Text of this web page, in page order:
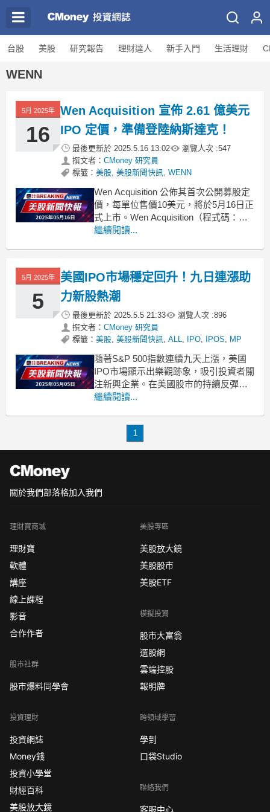
台股 美股 研究報告 理財達人 新手入門 生活理財
WENN
5月 2025年
16
Wen Acquisition 宣佈 2.61 億美元
IPO 定價，準備登陸納斯達克！
最後更新於 2025.5.16 13:02 瀏覽人次 :547
撰文者： CMoney 研究員
標籤： 美股, 美股新聞快訊, WENN
Wen Acquisition 公佈其首次公開募股定
價，每單位售價10美元，將於5月16日正
式上市。Wen Acquisition（程式碼：
WENN）於本週四宣佈，其首次公開募
將在納斯達克全球股票市場上市，並於5
月16
繼續閱讀...
5月 2025年
5
美國IPO市場穩定回升！九日連漲助
力新股熱潮
最後更新於 2025.5.5 21:33 瀏覽人次 :896
撰文者： CMoney 研究員
標籤： 美股, 美股新聞快訊, ALL, IPO, IPOS, MP
隨著S&P 500指數連續九天上漲，美國
IPO市場顯示出樂觀跡象，吸引投資者關
注新興企業。在美國股市的持續反彈
中，IPO市場也隨之展現活力。最近，
公開募股（IPO），這標誌著投
繼續閱讀...
1
關於我們部落格加入我們
理財寶商城
理財寶
軟體
講座
線上課程
影音
合作作者
股市社群
股市爆料同學會
投資理財
投資網誌
Money錢
投資小學堂
財經百科
美股放大鏡
美股專區
美股放大鏡
美股股市
美股ETF
模擬投資
股市大富翁
選股網
雲端控股
報明牌
跨領域學習
學到
口袋Studio
聯絡我們
客服中心